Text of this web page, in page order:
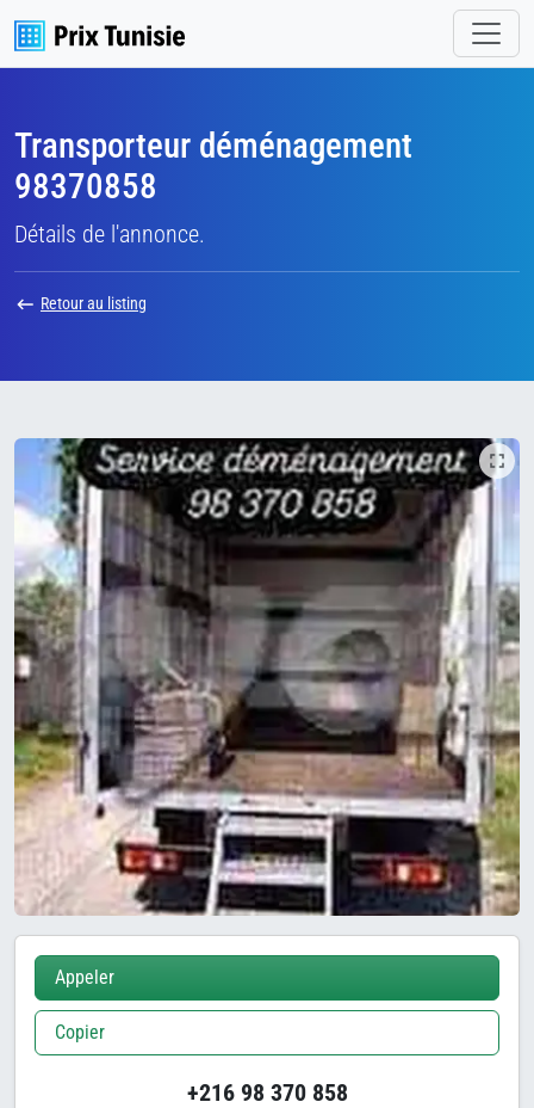
Transporteur déménagement
98370858
Détails de l'annonce.
Retour au listing
Appeler
Copier
+216 98 370 858